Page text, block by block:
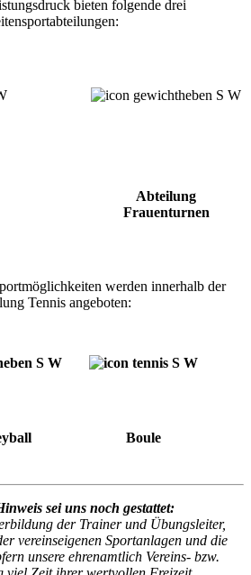
bieten folgende drei
Abteilung
Frauenturnen
werden innerhalb der
Tennis angeboten:
Boule
sei uns noch gestattet:
der Trainer und Übungsleiter,
vereinseigenen Sportanlagen und die
unsere ehrenamtlich Vereins- bzw.